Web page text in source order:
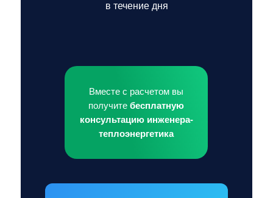
Вместе с расчетом вы
получите бесплатную
консультацию инженера-
теплоэнергетика
в течение дня